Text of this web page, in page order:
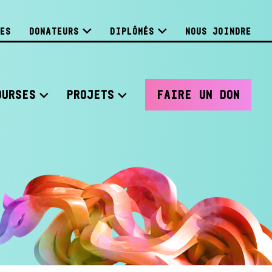
DONATEURS DIPLÔMÉS NOUS JOINDRE
PROJETS FAIRE UN DON